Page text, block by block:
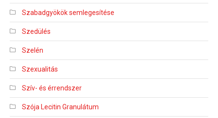
Szabadgyökök semlegesítése
Szedülés
Szelén
Szexualitás
Szív- és érrendszer
Szója Lecitin Granulátum